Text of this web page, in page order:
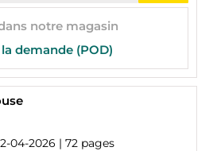
notre magasin
demande (POD)
04-2026 | 72 pages